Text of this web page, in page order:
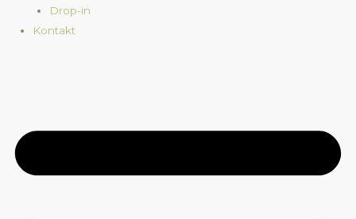
Drop-in
Kontakt